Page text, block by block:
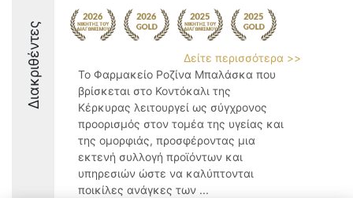
Διακριθέντες
Δείτε περισσότερα >>
Το Φαρμακείο Ροζίνα Μπαλάσκα που
βρίσκεται στο Κοντόκαλι της
Κέρκυρας λειτουργεί ως σύγχρονος
προορισμός στον τομέα της υγείας και
της ομορφιάς, προσφέροντας μια
εκτενή συλλογή προϊόντων και
υπηρεσιών ώστε να καλύπτονται
ποικίλες ανάγκες των ...